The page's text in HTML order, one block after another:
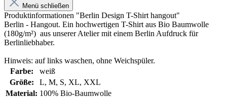
Menü schließen
Produktinformationen "Berlin Design T-Shirt hangout"
Berlin - Hangout. Ein hochwertigen T-Shirt aus Bio Baumwolle
(180g/m²) aus unserer Atelier mit einem Berlin Aufdruck für
Berlinliebhaber.
Hinweis: auf links waschen, ohne Weichspüler.
Farbe:
weiß
Größe:
L, M, S, XL, XXL
Material: 100% Bio-Baumwolle